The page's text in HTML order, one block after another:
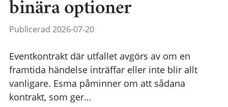
binära optioner
Publicerad 2026-07-20
Eventkontrakt där utfallet avgörs av om en
framtida händelse inträffar eller inte blir allt
vanligare. Esma påminner om att sådana
kontrakt, som ger…